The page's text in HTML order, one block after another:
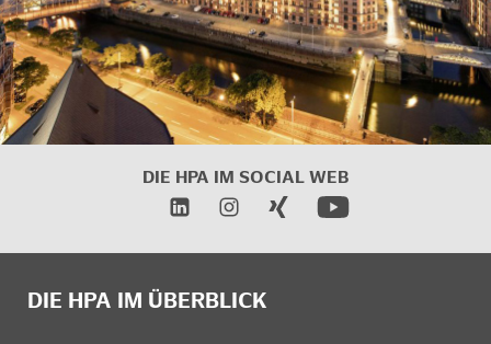
DIE HPA IM SOCIAL WEB
DIE HPA IM ÜBERBLICK